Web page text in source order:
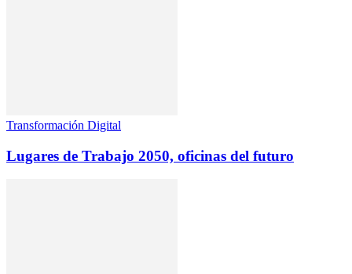
Transformación Digital
Lugares de Trabajo 2050, oficinas del futuro